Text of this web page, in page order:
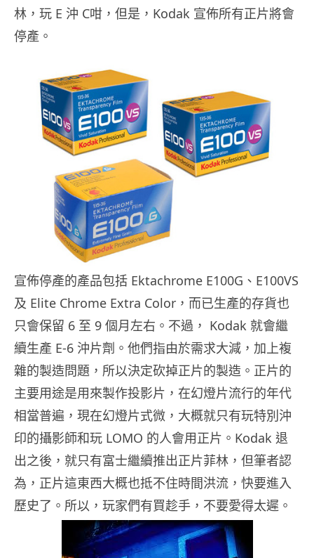
林，玩 E 沖 C咁，但是，Kodak 宣佈所有正片將會
停產。
宣佈停產的產品包括 Ektachrome E100G、E100VS
及 Elite Chrome Extra Color，而已生產的存貨也
只會保留 6 至 9 個月左右。不過， Kodak 就會繼
續生產 E-6 沖片劑。他們指由於需求大減，加上複
雜的製造問題，所以決定砍掉正片的製造。正片的
主要用途是用來製作投影片，在幻燈片流行的年代
相當普遍，現在幻燈片式微，大概就只有玩特別沖
印的攝影師和玩 LOMO 的人會用正片。Kodak 退
出之後，就只有富士繼續推出正片菲林，但筆者認
為，正片這東西大概也抵不住時間洪流，快要進入
歷史了。所以，玩家們有買趁手，不要愛得太遲。